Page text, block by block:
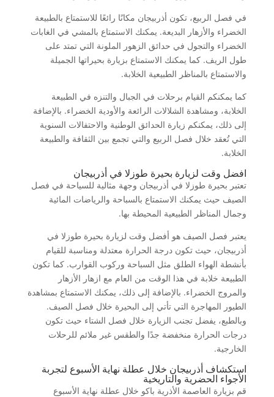
في فصل الربيع، تكون أذربيجان مكانًا رائعًا للاستمتاع بالطبيعة
الخضراء والأزهار البديعة. يمكنك الاستمتاع بالمشي في الغابات
الخضراء والتجول في حدائق الزهور الملونة التي تمتد على
طول الريف. كما يمكنك الاستمتاع بزيارة بحيراتها الجميلة
والاستمتاع بالمناظر الطبيعية الخلابة.
كما يمكنكم القيام برحلات في الجبال والتنزه في الطبيعة
الخلابة، ومشاهدة الشلالات الرائعة والأودية الخضراء. بالإضافة
إلى ذلك، يمكنكم زيارة الحدائق الوطنية والاحتفالات السنوية
التي تُعقد خلال فصل الربيع والتي تجمع بين الثقافة والطبيعة
الخلابة.
افضل وقت لزيارة بحيرة طوزلا في أذربيجان
تعتبر بحيرة طوزلا في أذربيجان وجهة مثالية للسياحة في فصل
الصيف حيث يمكنك الاستمتاع بالسباحة والرياضات المائية
وجمال المناظر الطبيعية المحيطة بها.
يعتبر فصل الصيف هو أفضل وقت لزيارة بحيرة طوزلا في
أذربيجان، حيث تكون درجة الحرارة معتدلة ومناسبة للقيام
بأنشطة الهواء الطلق مثل السباحة وركوب القوارب. كما تكون
الطبيعة خلابة في هذا الوقت من العام مع ازهار الأزهار
والمروج الخضراء. بالإضافة إلى ذلك، يمكنك الاستمتاع بمشاهدة
الطيور المهاجرة التي تأتي إلى البحيرة خلال فصل الصيف.
وبالطبع، يفضل تجنب الزيارة خلال فصل الشتاء حيث تكون
درجات الحرارة منخفضة جدًا والطقس غير ملائم للرحلات
الخارجية.
استكشاف أذربيجان خلال عطلة نهاية الأسبوع لتجربة
الأجواء الحضرية والتاريخية
قم بزيارة العاصمة الأذرية باكو خلال عطلة نهاية الأسبوع